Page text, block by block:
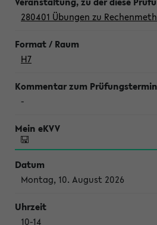
280401 Übungen zu
H7
-
Montag, 10. August 2026
10-14